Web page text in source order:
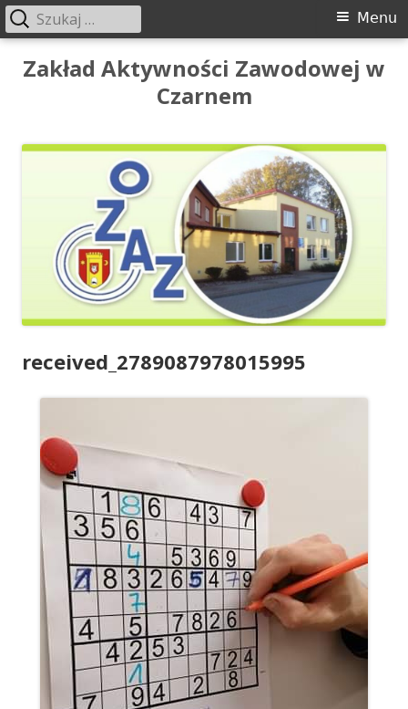
Przeskocz
Zakład Aktywności Zawodowej w
Czarnem
Menu
główne
Menu
Szukaj:
received_2789087978015995